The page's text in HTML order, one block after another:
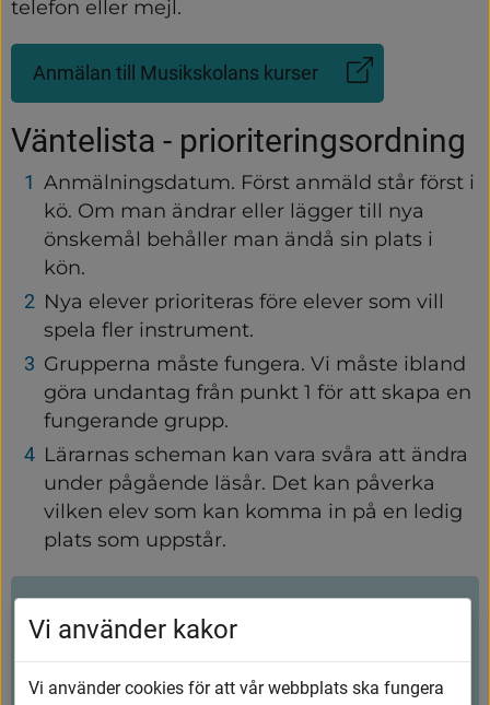
telefon eller mejl.
Anmälan till Musikskolans kurser
(Länk
till
annan
webbplats,
öppnas
nytt
fönster)
Väntelista - prioriteringsordning
Anmälningsdatum. Först anmäld står först i
kö. Om man ändrar eller lägger till nya
önskemål behåller man ändå sin plats i
kön.
Nya elever prioriteras före elever som vill
spela fler instrument.
Grupperna måste fungera. Vi måste ibland
göra undantag från punkt 1 för att skapa en
fungerande grupp.
Lärarnas scheman kan vara svåra att ändra
under pågående läsår. Det kan påverka
vilken elev som kan komma in på en ledig
plats som uppstår.
Hjälpte innehållet dig?
Ja Nej
Vi använder kakor
Vi använder cookies för att vår webbplats ska fungera